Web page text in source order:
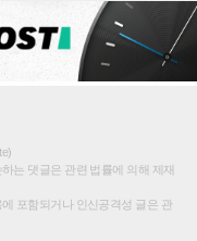
는 댓글은 관련 법률에 의해 제재
포함되거나 인신공격성 글은 관